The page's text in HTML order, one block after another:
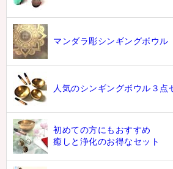
マンダラ彫シンギングボウル
人気のシンギングボウル３点
初めての方にもおすすめ
癒しと浄化のお得なセット